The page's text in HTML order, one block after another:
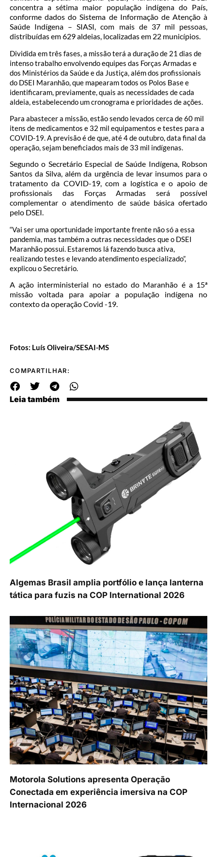
concentra a sétima maior população indígena do País,
conforme dados do Sistema de Informação de Atenção à
Saúde Indígena – SIASI, com mais de 37 mil pessoas,
distribuídas em 629 aldeias, localizadas em 22 municípios.
Dividida em três fases, a missão terá a duração de 21 dias de
intenso trabalho envolvendo equipes das Forças Armadas e
dos Ministérios da Saúde e da Justiça, além dos profissionais
do DSEI Maranhão, que mapearam todos os Polos Base e
identificaram, previamente, quais as necessidades de cada
aldeia, estabelecendo um cronograma e prioridades de ações.
Para abastecer a missão, estão sendo levados cerca de 60 mil
itens de medicamentos e 32 mil equipamentos e testes para a
COVID-19. A previsão é de que, até 4 de outubro, data final da
operação, sejam beneficiados mais de 33 mil indígenas.
Segundo o Secretário Especial de Saúde Indígena, Robson
Santos da Silva, além da urgência de levar insumos para o
tratamento da COVID-19, com a logística e o apoio de
profissionais das Forças Armadas será possível
complementar o atendimento de saúde básica ofertado
pelo DSEI.
“Vai ser uma oportunidade importante frente não só a essa
pandemia, mas também a outras necessidades que o DSEI
Maranhão possui. Estaremos lá fazendo busca ativa,
realizando testes e levando atendimento especializado”,
explicou o Secretário.
A ação interministerial no estado do Maranhão é a 15ª
missão voltada para apoiar a população indígena no
contexto da operação Covid -19.
Fotos: Luís Oliveira/SESAI-MS
COMPARTILHAR:
Leia também
Algemas Brasil amplia portfólio e lança lanterna
tática para fuzis na COP International 2026
Motorola Solutions apresenta Operação
Conectada em experiência imersiva na COP
Internacional 2026